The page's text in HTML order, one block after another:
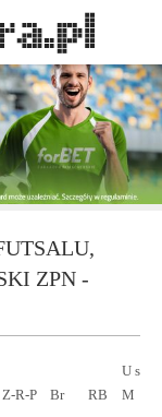
ZPN -
U
Z-R-P Br RB M